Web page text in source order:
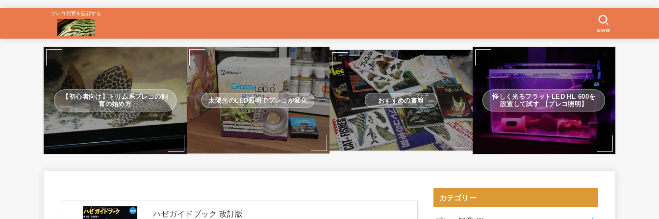
プレコ飼育を記録する
SEARCH
【初心者向け】トリム系プレコの飼
育の始め方
太陽光のLED照明でプレコが変化 おすすめの書籍
怪しく光るフラットLED HL 600を
設置して試す 【プレコ照明】
ハゼガイドブック 改訂版
カテゴリー